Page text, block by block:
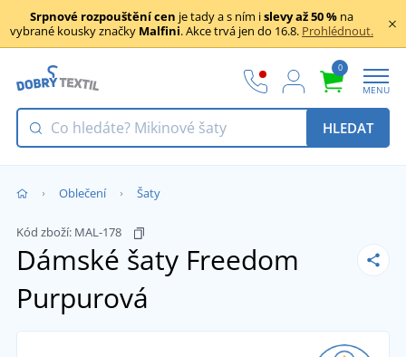
Srpnové rozpouštění cen je tady a s ním islevy až 50 % na
vybrané kousky značky Malfini. Akce trvá jen do 16.8. Prohlédnout.
0
MENU
HLEDAT
Oblečení Šaty
Kód zboží: MAL-178
Dámské šaty Freedom
Purpurová